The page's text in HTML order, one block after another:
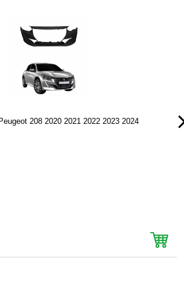
208 2020 2021 2022 2023 2024